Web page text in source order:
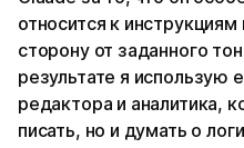
относится к инструкциям
сторону от заданного
результате я использую
редактора и аналитика,
писать, но и думать о